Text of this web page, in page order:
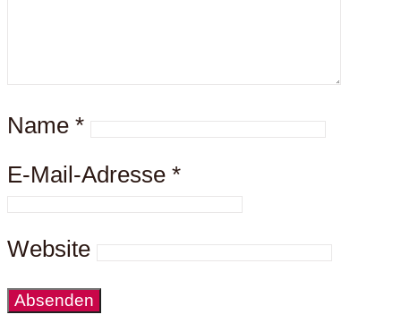
Name *
E-Mail-Adresse *
Website